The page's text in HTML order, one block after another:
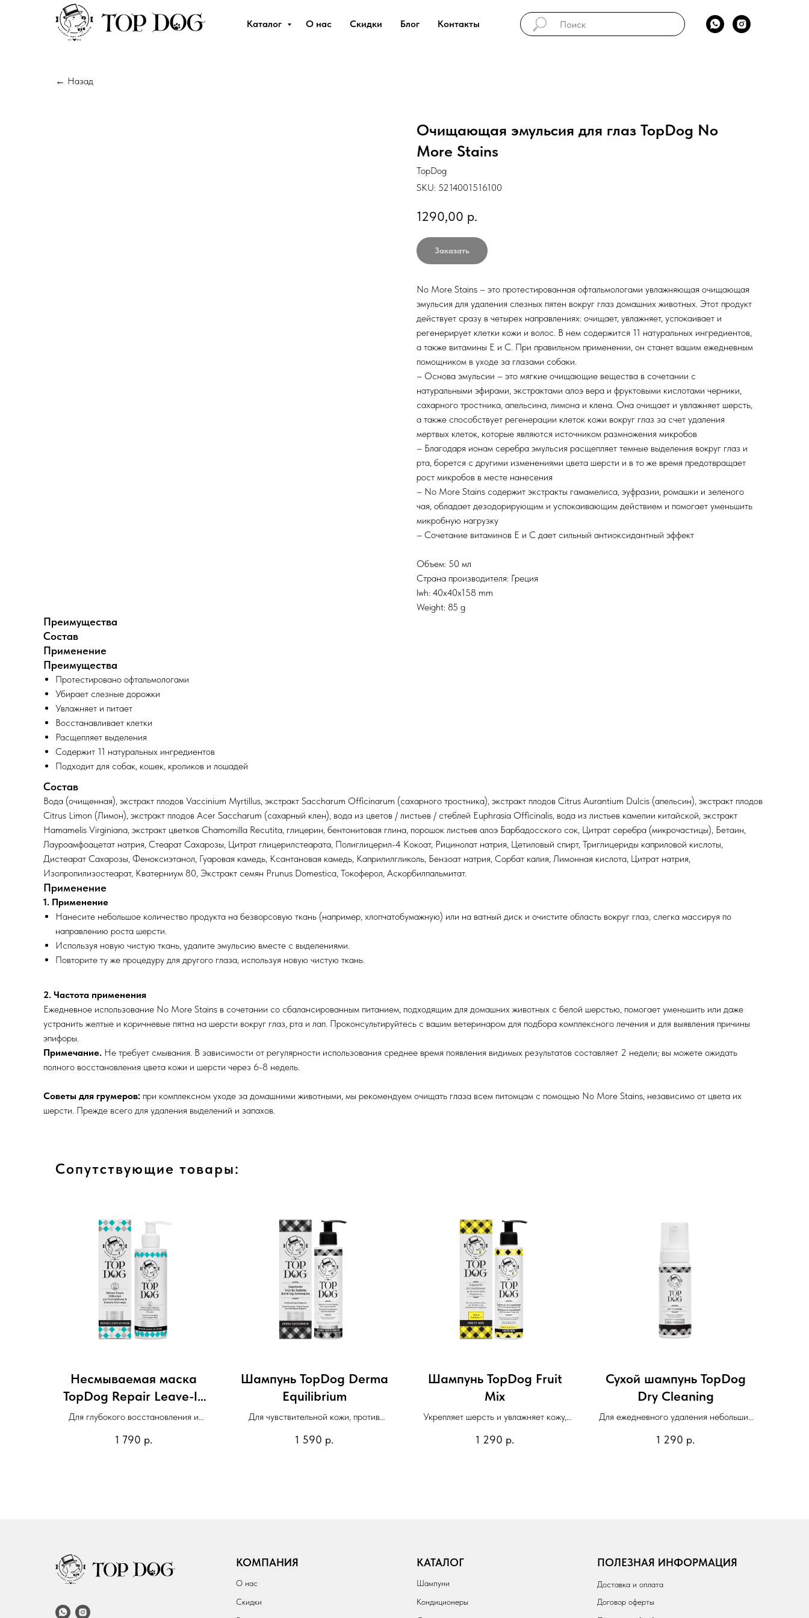
Каталог О нас Скидки Блог Контакты
← Назад
Очищающая эмульсия для глаз TopDog No
More Stains
TopDog
SKU: 5214001516100
1290,00 р.
Заказать
No More Stains – это протестированная офтальмологами увлажняющая очищающая
эмульсия для удаления слезных пятен вокруг глаз домашних животных. Этот продукт
действует сразу в четырех направлениях: очищает, увлажняет, успокаивает и
регенерирует клетки кожи и волос. В нем содержится 11 натуральных ингредиентов,
а также витамины Е и С. При правильном применении, он станет вашим ежедневным
помощником в уходе за глазами собаки.
– Основа эмульсии – это мягкие очищающие вещества в сочетании с
натуральными эфирами, экстрактами алоэ вера и фруктовыми кислотами черники,
сахарного тростника, апельсина, лимона и клена. Она очищает и увлажняет шерсть,
а также способствует регенерации клеток кожи вокруг глаз за счет удаления
мертвых клеток, которые являются источником размножения микробов
– Благодаря ионам серебра эмульсия расщепляет темные выделения вокруг глаз и
рта, борется с другими изменениями цвета шерсти и в то же время предотвращает
рост микробов в месте нанесения
– No More Stains содержит экстракты гамамелиса, эуфразии, ромашки и зеленого
чая, обладает дезодорирующим и успокаивающим действием и помогает уменьшить
микробную нагрузку
– Сочетание витаминов Е и С дает сильный антиоксидантный эффект
Объем: 50 мл
Страна производителя: Греция
lwh: 40x40x158 mm
Weight: 85 g
Преимущества
Состав
Применение
Преимущества
Протестировано офтальмологами
Убирает слезные дорожки
Увлажняет и питает
Восстанавливает клетки
Расщепляет выделения
Содержит 11 натуральных ингредиентов
Подходит для собак, кошек, кроликов и лошадей
Состав
Вода (очищенная), экстракт плодов Vaccinium Myrtillus, экстракт Saccharum Officinarum (сахарного тростника), экстракт плодов Citrus Aurantium Dulcis (апельсин), экстракт плодов
Citrus Limon (Лимон), экстракт плодов Acer Saccharum (сахарный клен), вода из цветов / листьев / стеблей Euphrasia Officinalis, вода из листьев камелии китайской, экстракт
Hamamelis Virginiana, экстракт цветков Chamomilla Recutita, глицерин, бентонитовая глина, порошок листьев алоэ Барбадосского сок, Цитрат серебра (микрочастицы), Бетаин,
Лауроамфоацетат натрия, Стеарат Сахарозы, Цитрат глицерилстеарата, Полиглицерил-4 Кокоат, Рицинолат натрия, Цетиловый спирт, Триглицериды каприловой кислоты,
Дистеарат Сахарозы, Феноксиэтанол, Гуаровая камедь, Ксантановая камедь, Каприлилгликоль, Бензоат натрия, Сорбат калия, Лимонная кислота, Цитрат натрия,
Изопропилизостеарат, Кватерниум 80, Экстракт семян Prunus Domestica, Токоферол, Аскорбилпальмитат.
Применение
1. Применение
Нанесите небольшое количество продукта на безворсовую ткань (например, хлопчатобумажную) или на ватный диск и очистите область вокруг глаз, слегка массируя по
направлению роста шерсти.
Используя новую чистую ткань, удалите эмульсию вместе с выделениями.
Повторите ту же процедуру для другого глаза, используя новую чистую ткань.
2. Частота применения
Ежедневное использование No More Stains в сочетании со сбалансированным питанием, подходящим для домашних животных с белой шерстью, помогает уменьшить или даже
устранить желтые и коричневые пятна на шерсти вокруг глаз, рта и лап. Проконсультируйтесь с вашим ветеринаром для подбора комплексного лечения и для выявления причины
эпифоры.
Примечание. Не требует смывания. В зависимости от регулярности использования среднее время появления видимых результатов составляет 2 недели; вы можете ожидать
полного восстановления цвета кожи и шерсти через 6-8 недель.
Советы для грумеров: при комплексном уходе за домашними животными, мы рекомендуем очищать глаза всем питомцам с помощью No More Stains, независимо от цвета их
шерсти. Прежде всего для удаления выделений и запахов.
Сопутствующие товары:
Несмываемая маска
TopDog Repair Leave-In
Mask
Для глубокого восстановления и
1 790 р.
Шампунь TopDog Derma
Equilibrium
Для чувствительной кожи, против
1 590 р.
Шампунь TopDog Fruit
Mix
Укрепляет шерсть и увлажняет кожу,
восхитительный фруктовый аромат
1 290 р.
Сухой шампунь TopDog
Dry Cleaning
Для ежедневного удаления небольших
1 290 р.
КОМПАНИЯ
О нас
Скидки
КАТАЛОГ
Шампуни
Кондиционеры
ПОЛЕЗНАЯ ИНФОРМАЦИЯ
Доставка и оплата
Договор оферты